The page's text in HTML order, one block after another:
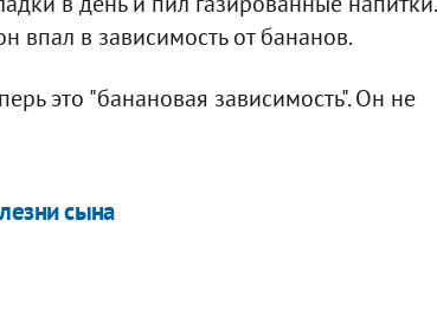
впал в зависимость от бананов.
это "банановая зависимость". Он не
сына